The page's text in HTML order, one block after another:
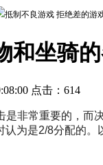
抵制不良游戏 拒绝差的游
和坐骑
点击： 614
常重要的，而决
为是2/8分配的。